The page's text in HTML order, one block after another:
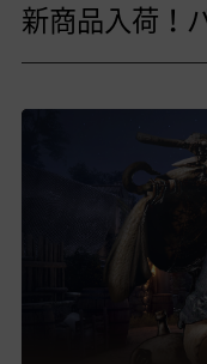
新商品入荷！